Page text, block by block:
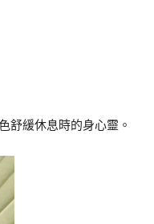
舒緩休息時的身心靈。